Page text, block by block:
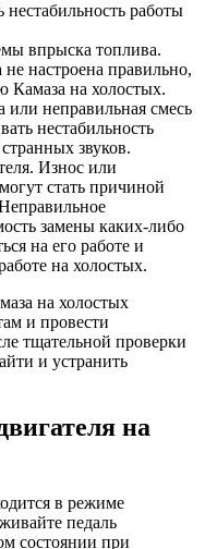
работы
впрыска топлива.
настроена правильно,
Камаза на холостых.
или неправильная смесь
нестабильность
звуков.
Износ или
стать причиной
замены каких-либо
на его работе и
на холостых.
на холостых
и провести
тщательной проверки
и устранить
на
в режиме
педаль
состоянии при